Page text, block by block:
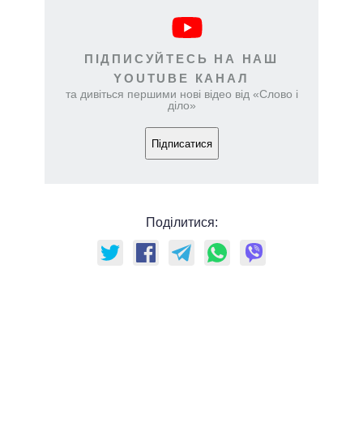
ПІДПИСУЙТЕСЬ НА НАШ
YOUTUBE КАНАЛ
та дивіться першими нові відео від «Слово і
діло»
Підписатися
Поділитися: